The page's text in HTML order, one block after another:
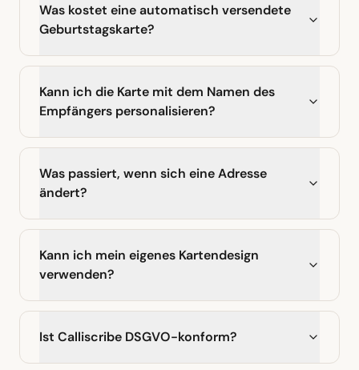
Was kostet eine automatisch versendete
Geburtstagskarte?
Kann ich die Karte mit dem Namen des
Empfängers personalisieren?
Was passiert, wenn sich eine Adresse
ändert?
Kann ich mein eigenes Kartendesign
verwenden?
Ist Calliscribe DSGVO-konform?